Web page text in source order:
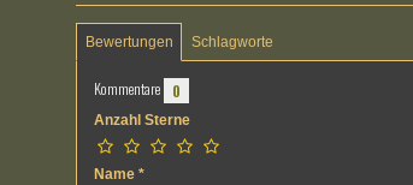
Bewertungen Schlagworte
Kommentare 0
Anzahl Sterne
Name*